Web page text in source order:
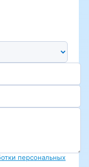
персональных